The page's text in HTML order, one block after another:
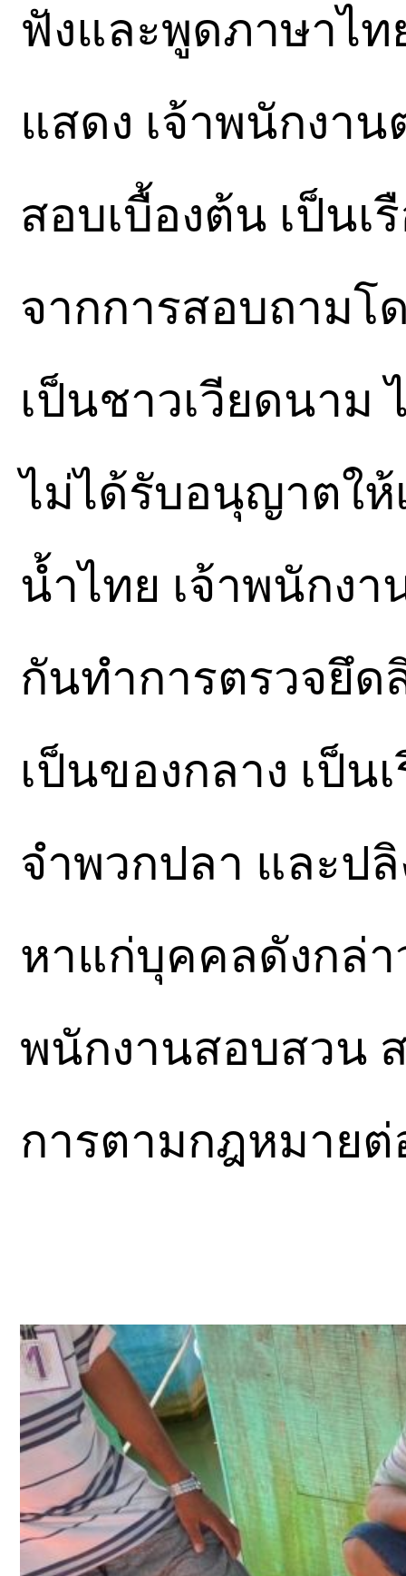
ฟังและพูดภาษาไท
แสดง เจ้าพนักงา
สอบเบื้องต้น เป็น
จากการสอบถามโ
เป็นชาวเวียดนาม
ไม่ได้รับอนุญาตให้
น้ำไทย เจ้าพนักง
กันทำการตรวจยึด
เป็นของกลาง เป็น
จำพวกปลา และป
หาแก่บุคคลดังกล่
พนักงานสอบสวน
การตามกฎหมายต่